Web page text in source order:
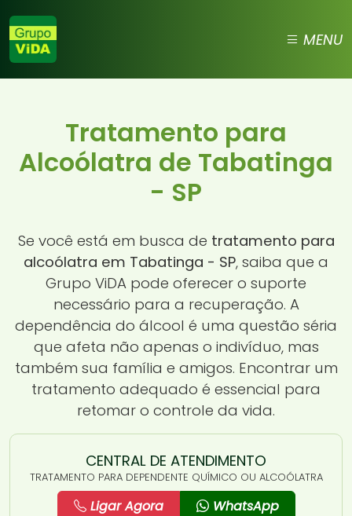
MENU
Tratamento para
Alcoólatra de Tabatinga
- SP
Se você está em busca de tratamento para
alcoólatra em Tabatinga - SP, saiba que a
Grupo ViDA pode oferecer o suporte
necessário para a recuperação. A
dependência do álcool é uma questão séria
que afeta não apenas o indivíduo, mas
também sua família e amigos. Encontrar um
tratamento adequado é essencial para
retomar o controle da vida.
CENTRAL DE ATENDIMENTO
TRATAMENTO PARA DEPENDENTE QUÍMICO OU ALCOÓLATRA
Ligar Agora WhatsApp